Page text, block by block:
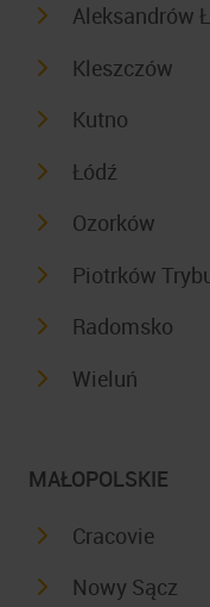
Aleksandrów
Kleszczów
Kutno
Łódź
Ozorków
Piotrków
Radomsko
Wieluń
MAŁOPOLSKIE
Cracovie
Nowy Sącz